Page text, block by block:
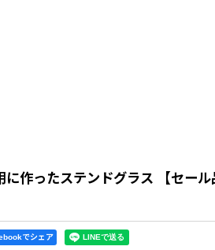
に作ったステンドグラス 【セール
でシェア